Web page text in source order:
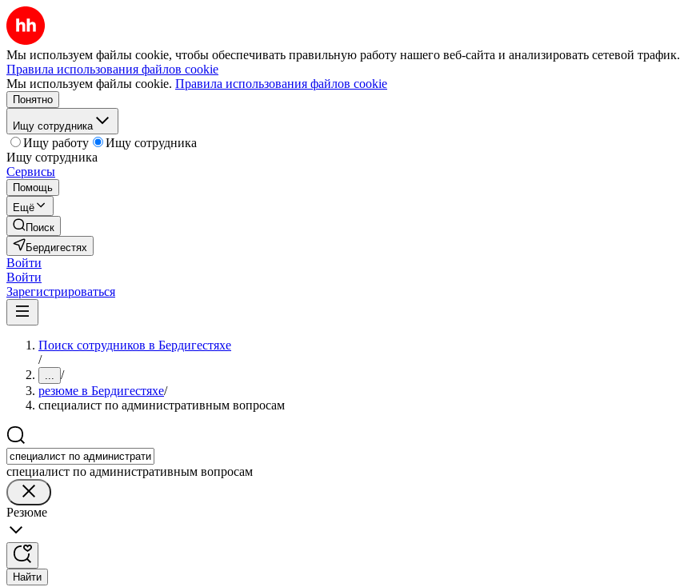
Мы используем файлы cookie, чтобы обеспечивать правильную работу нашего веб-сайта и анализировать сетевой трафик.
Правила использования файлов cookie
Мы используем файлы cookie. Правила использования файлов cookie
Понятно
Ищу сотрудника
Ищу работу
Ищу сотрудника
Ищу сотрудника
Сервисы
Помощь
Ещё
Поиск
Бердигестях
Войти
Войти
Зарегистрироваться
Поиск сотрудников в Бердигестяхе
/
... /
резюме в Бердигестяхе/
специалист по административным вопросам
специалист по административным вопросам
Резюме
Найти